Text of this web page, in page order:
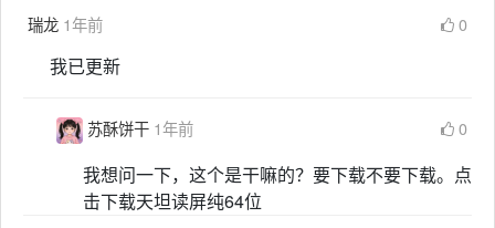
瑞龙 1年前 0
我已更新
苏酥饼干 1年前 0
我想问一下，这个是干嘛的？要下载不要下载。点
击下载天坦读屏纯64位